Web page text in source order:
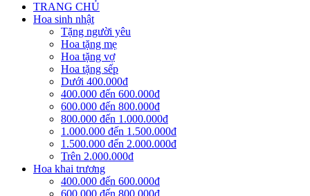
TRANG CHỦ
Hoa sinh nhật
Tặng người yêu
Hoa tặng mẹ
Hoa tặng vợ
Hoa tặng sếp
Dưới 400.000đ
400.000 đến 600.000đ
600.000 đến 800.000đ
800.000 đến 1.000.000đ
1.000.000 đến 1.500.000đ
1.500.000 đến 2.000.000đ
Trên 2.000.000đ
Hoa khai trương
400.000 đến 600.000đ
600.000 đến 800.000đ